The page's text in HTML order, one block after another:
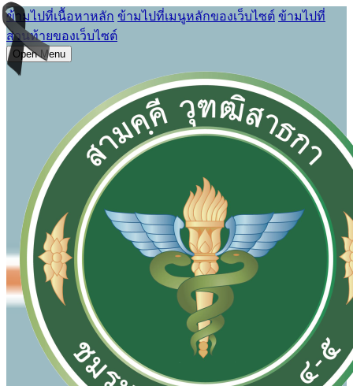
ข้ามไปที่เนื้อหาหลัก ข้ามไปที่เมนูหลักของเว็บไซต์ ข้ามไปที่
ส่วนท้ายของเว็บไซต์
Open Menu